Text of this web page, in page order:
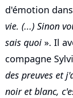
d'émotion
vie. (...) Sinon
sais quoi ». Il
compagne
des preuves et
noir et blanc,